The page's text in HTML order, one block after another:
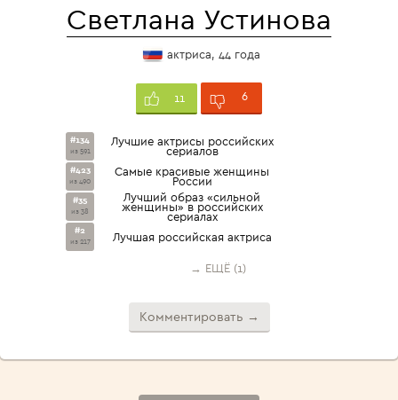
Светлана Устинова
актриса, 44 года
11 6
#134
из 591
Лучшие актрисы российских
сериалов
#423
из 490
Самые красивые женщины
России
#35
из 38
Лучший образ «сильной
женщины» в российских
сериалах
#2
из 217 Лучшая российская актриса
→ ЕЩЁ (1)
Комментировать →